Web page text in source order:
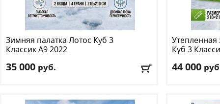
Зимняя палатка Лотос Куб 3
Классик А9 2022
35 000 руб.
Утепленная
Куб 3
44 000